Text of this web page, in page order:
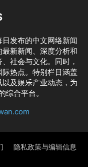
发布的中文网络新闻
新新闻、深度分析和
社会与文化。同时，
热点。特别栏目涵盖
及娱乐产业动态，为
综合平台。
隐私政策与编辑信息